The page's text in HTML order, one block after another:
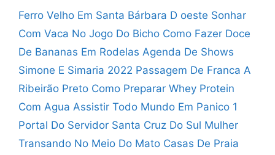
Ferro Velho Em Santa Bárbara D oeste Sonhar
Com Vaca No Jogo Do Bicho Como Fazer Doce
De Bananas Em Rodelas Agenda De Shows
Simone E Simaria 2022 Passagem De Franca A
Ribeirão Preto Como Preparar Whey Protein
Com Agua Assistir Todo Mundo Em Panico 1
Portal Do Servidor Santa Cruz Do Sul Mulher
Transando No Meio Do Mato Casas De Praia